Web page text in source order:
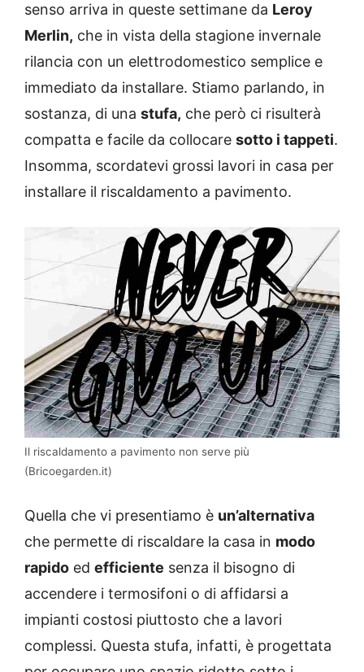
senso arriva in queste settimane da Leroy
Merlin, che in vista della stagione invernale
rilancia con un elettrodomestico semplice e
immediato da installare. Stiamo parlando, in
sostanza, di una stufa, che però ci risulterà
compatta e facile da collocare sotto i tappeti.
Insomma, scordatevi grossi lavori in casa per
installare il riscaldamento a pavimento.
Il riscaldamento a pavimento non serve più
(Bricoegarden.it)
Quella che vi presentiamo è un’alternativa
che permette di riscaldare la casa in modo
rapido ed efficiente senza il bisogno di
accendere i termosifoni o di affidarsi a
impianti costosi piuttosto che a lavori
complessi. Questa stufa, infatti, è progettata